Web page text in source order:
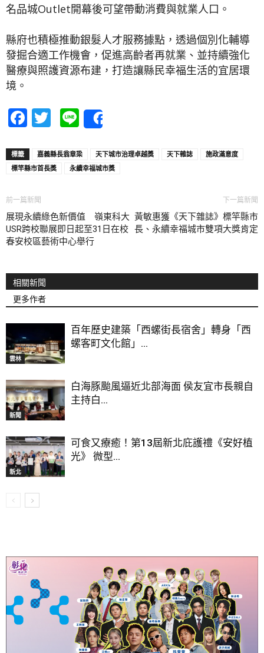
名品城Outlet開幕後可望帶動消費與就業人口。
縣府也積極推動銀髮人才服務據點，透過個別化輔導
發掘合適工作機會，促進高齡者再就業、並持續強化
醫療與照護資源布建，打造讓縣民幸福生活的宜居環
境。
Facebook
Twitter
Line
標籤 嘉義縣長翁章梁 天下城市治理卓越獎 天下雜誌
施政滿意度
標竿縣市首長獎
永續幸福城市獎
前一篇新聞
展現永續綠色新價值 嶺東科大
USR跨校聯展即日起至31日在校
春安校區藝術中心舉行
下一篇新聞
黃敏惠獲《天下雜誌》標竿縣市
長、永續幸福城市雙項大獎肯定
相關新聞
更多作者
雲林
百年歷史建築「西螺街長宿舍」轉身「西
螺客町文化館」...
新聞
白海豚颱風逼近北部海面 侯友宜市長親自
主持白...
新北
可食又療癒！第13屆新北庇護禮《安好植
光》 微型...